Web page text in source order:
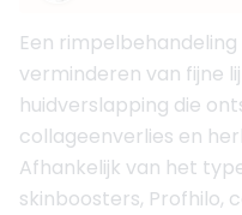
Een
verminderen van fijne
huidverslapping die
collageenverlies en
Afhankelijk van het
skinboosters, Profhilo,